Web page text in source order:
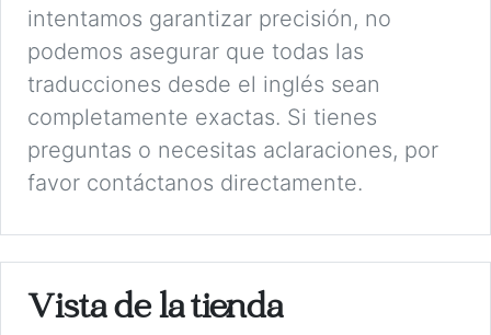
intentamos garantizar precisión, no
podemos asegurar que todas las
traducciones desde el inglés sean
completamente exactas. Si tienes
preguntas o necesitas aclaraciones, por
favor contáctanos directamente.
Vista de la tienda